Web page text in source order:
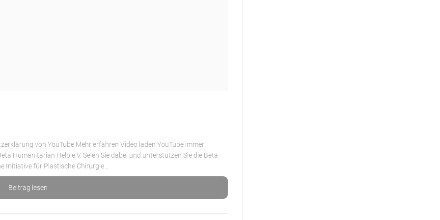
von YouTube.Mehr erfahren Video laden YouTube immer
Humanitarian Help e.V. Seien Sie dabei und unterstützen Sie die Beta
Initiative für Plastische Chirurgie…
Beitrag lesen